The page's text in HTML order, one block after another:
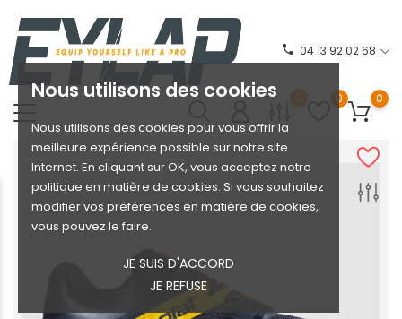
Nous utilisons des cookies
Nous utilisons des cookies pour vous offrir la
meilleure expérience possible sur notre site
Internet. En cliquant sur OK, vous acceptez notre
politique en matière de cookies. Si vous souhaitez
modifier vos préférences en matière de cookies,
vous pouvez le faire.
JE SUIS D'ACCORD
JE REFUSE
phone 04 13 92 02 68
0 0 0